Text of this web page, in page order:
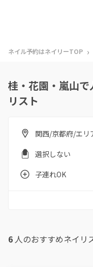
ネイル予約はネイリーTOP ›
桂・花園・嵐山
リスト
関西/京都府/エリ
選択しない
子連れOK
6 人のおすすめネイリ